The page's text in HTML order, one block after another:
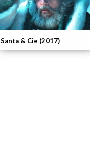
Santa & Cie (2017)